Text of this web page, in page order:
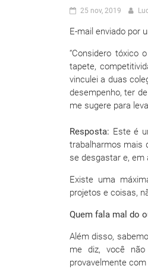
25 nov, 2019
E-mail enviado por
“Considero tóxico
tapete,
vinculei a duas
desempenho, ter
me sugere para
Resposta: Este é
trabalharmos mais
se desgastar e,
Existe uma
projetos e coisas,
Quem fala mal do
Além disso,
me diz, você não
provavelmente